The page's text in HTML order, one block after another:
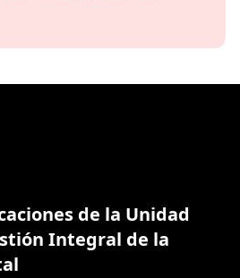
de la Unidad
Integral de la